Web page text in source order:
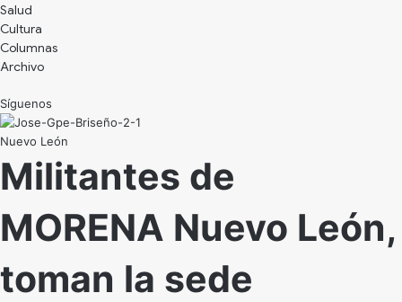
Salud
Cultura
Archivo
Síguenos
Nuevo León
Militantes de
MORENA Nuevo León,
toman la sede